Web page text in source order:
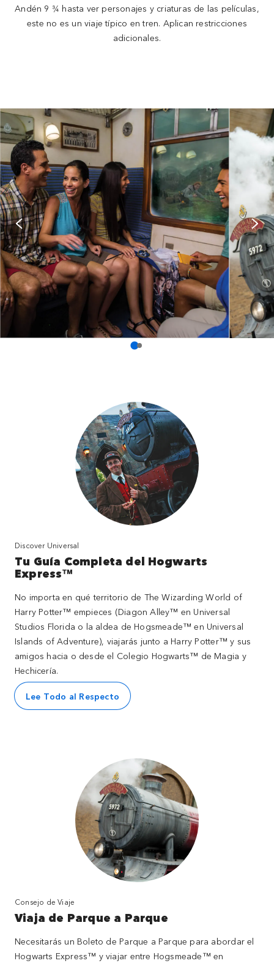
Andén 9 ¾ hasta ver personajes y criaturas de las películas,
este no es un viaje típico en tren. Aplican restricciones
adicionales.
Discover Universal
Tu Guía Completa del Hogwarts
Express™
No importa en qué territorio de The Wizarding World of
Harry Potter™ empieces (Diagon Alley™ en Universal
Studios Florida o la aldea de Hogsmeade™ en Universal
Islands of Adventure), viajarás junto a Harry Potter™ y sus
amigos hacia o desde el Colegio Hogwarts™ de Magia y
Hechicería.
Lee Todo al Respecto
Consejo de Viaje
Viaja de Parque a Parque
Necesitarás un Boleto de Parque a Parque para abordar el
Hogwarts Express™ y viajar entre Hogsmeade™ en